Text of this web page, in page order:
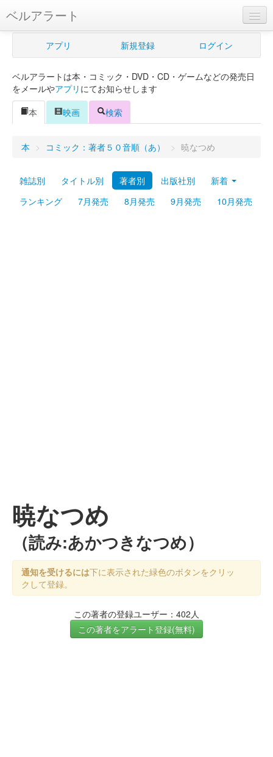
ベルアラート
ベルアラートとは
新規登録
ログイン
Myシェルフ
プレミアム
アプリ 新規登録 ログイン
ベルアラートは本・コミック・DVD・CD・ゲームなどの発売日
をメールやアプリ にてお知らせします
本
映画 検索
本 > コミック：著者５０音順（あ） > 暁なつめ
雑誌別 タイトル別 著者別 出版社別
新着
ランキング
7月発売 8月発売 9月発売 10月発売
暁なつめ
（読み:あかつきなつめ）
通知を受けるには下に表示された緑色のボタンをクリッ
クして登録。
この著者の登録ユーザー：402人
この著者をアラート登録(無料)